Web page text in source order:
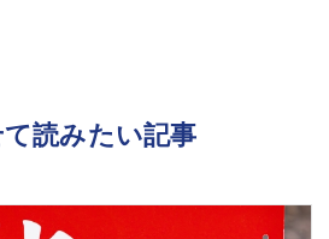
読みたい記事